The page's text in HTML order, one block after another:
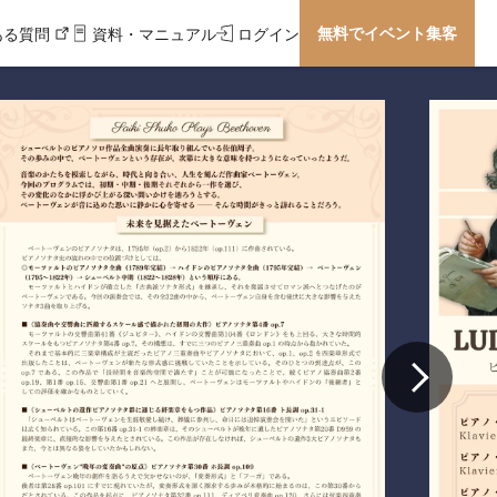
質問 資料・マニュアル ログイン 無料でイベント集客